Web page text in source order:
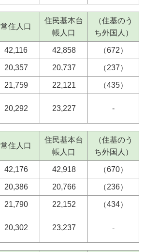
常住人口
住民基本台
帳人口
（住基のう
ち外国人）
42,116 42,858 （672）
20,357 20,737 （237）
21,759 22,121 （435）
20,292 23,227 -
常住人口
住民基本台
帳人口
（住基のう
ち外国人）
42,176 42,918 （670）
20,386 20,766 （236）
21,790 22,152 （434）
20,302 23,237 -